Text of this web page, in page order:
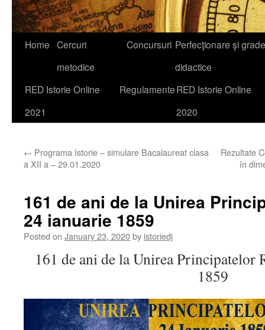
Skip
content
Home Cercuri
metodice
Concursuri Perfecţionare şi grade
didactice
RED Istorie Online
2021
RegulamenteRED Istorie Online
2020
← Programa Istorie – simulare Bacalaureat clasa
a XII a – 29.01.2020
Rezultate
în
161 de ani de la Unirea
24 ianuarie 1859
Posted on January 23, 2020by istoriedj
161 de ani de la Unirea Principatelor
1859